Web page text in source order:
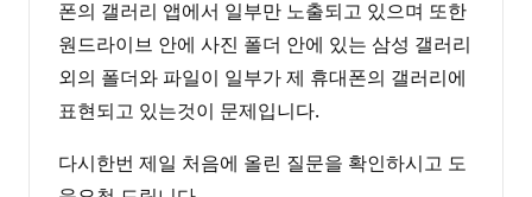
폰의 갤러리 앱에서 일부만 노출되고 있으며 또한
원드라이브 안에 사진 폴더 안에 있는 삼성 갤러리
외의 폴더와 파일이 일부가 제 휴대폰의 갤러리에
표현되고 있는것이 문제입니다.
다시한번 제일 처음에 올린 질문을 확인하시고 도